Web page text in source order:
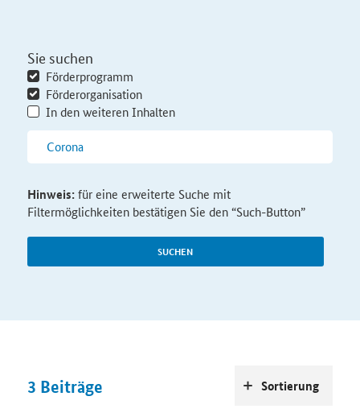
Sie suchen
Förderprogramm
Förderorganisation
In den weiteren Inhalten
SUCHEN
Hinweis:für eine erweiterte Suche mit
Filtermöglichkeiten bestätigen Sie den “Such-Button”
3 Beiträge Sortierung